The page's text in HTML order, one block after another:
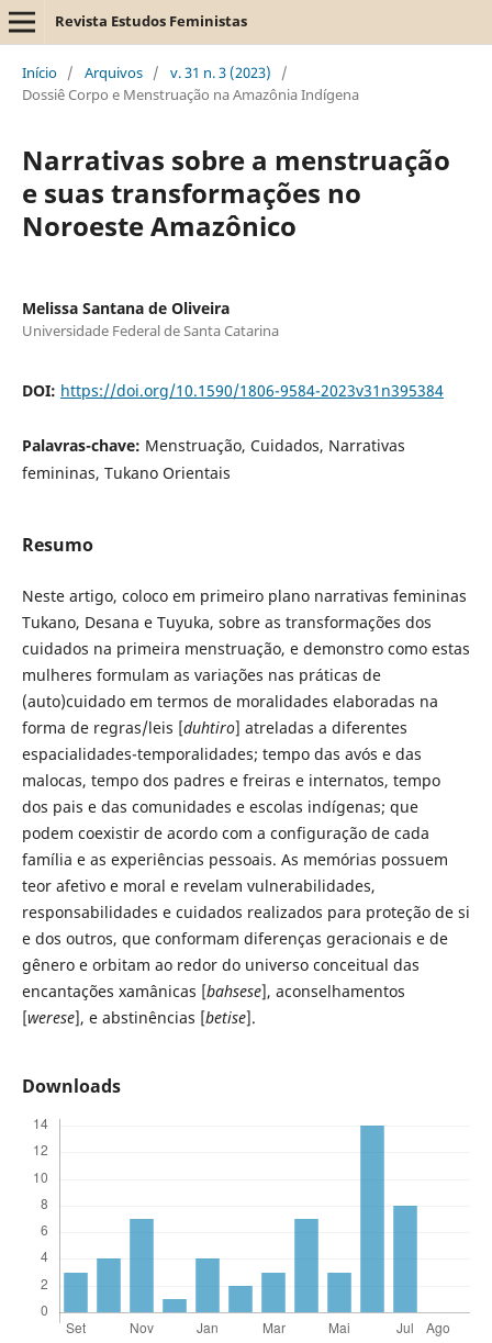
Revista Estudos Feministas
Início / Arquivos / v. 31 n. 3 (2023)
/
Dossiê Corpo e Menstruação na Amazônia Indígena
Narrativas sobre a menstruação
e suas transformações no
Noroeste Amazônico
Melissa Santana de Oliveira
Universidade Federal de Santa Catarina
DOI: https://doi.org/10.1590/1806-9584-2023v31n395384
Palavras-chave: Menstruação, Cuidados, Narrativas
femininas, Tukano Orientais
Resumo
Neste artigo, coloco em primeiro plano narrativas femininas
Tukano, Desana e Tuyuka, sobre as transformações dos
cuidados na primeira menstruação, e demonstro como estas
mulheres formulam as variações nas práticas de
(auto)cuidado em termos de moralidades elaboradas na
forma de regras/leis [duhtiro] atreladas a diferentes
espacialidades-temporalidades; tempo das avós e das
malocas, tempo dos padres e freiras e internatos, tempo
dos pais e das comunidades e escolas indígenas; que
podem coexistir de acordo com a configuração de cada
família e as experiências pessoais. As memórias possuem
teor afetivo e moral e revelam vulnerabilidades,
responsabilidades e cuidados realizados para proteção de si
e dos outros, que conformam diferenças geracionais e de
gênero e orbitam ao redor do universo conceitual das
encantações xamânicas [bahsese], aconselhamentos
[werese], e abstinências [betise].
Downloads